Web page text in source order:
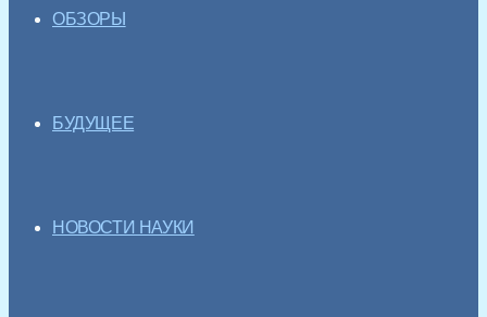
ОБЗОРЫ
БУДУЩЕЕ
НОВОСТИ НАУКИ